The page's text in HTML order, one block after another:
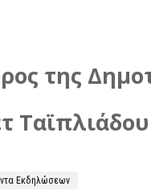
της
Εκδηλώσεων